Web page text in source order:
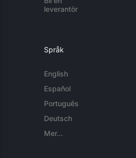
leverantör
Språk
English
Español
Português
Deutsch
Mer...